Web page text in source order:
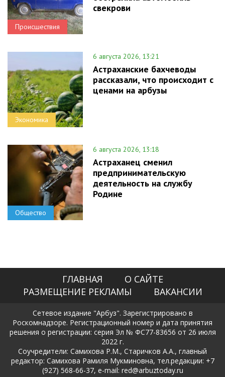
Происшествия
свекрови
Экономика
6 августа 2026, 13:21
Астраханские бахчеводы
рассказали, что происходит с
ценами на арбузы
Общество
6 августа 2026, 13:18
Астраханец сменил
предпринимательскую
деятельность на службу
Родине
ГЛАВНАЯ
О САЙТЕ
РАЗМЕЩЕНИЕ РЕКЛАМЫ
ВАКАНСИИ
Сетевое издание "Арбуз". Зарегистрировано в
Роскомнадзоре. Регистрационный номер и дата принятия
решения о регистрации: серия Эл № ФС77-83656 от 26 июля
2022 г.
Соучредители: Самихова Р.М., Старичков А.А., главный
редактор: Самихова Рамиля Мукминовна, тел.редакции: +7
(927) 568-66-37, e-mail: red@arbuztoday.ru